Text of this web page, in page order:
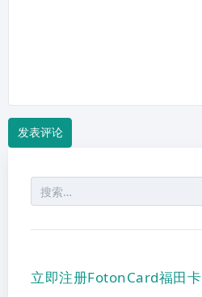
索：
立即注册FotonCard福田卡